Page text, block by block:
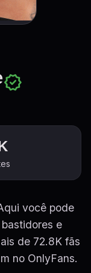
verified
você pode
e
de 72.8K fãs
no OnlyFans.